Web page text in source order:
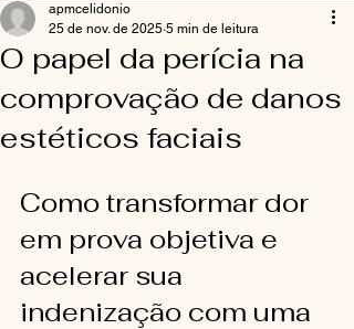
O papel da perícia na
comprovação de danos
estéticos faciais
apmcelidonio
25 de nov. de 2025 5 min de leitura
Como transformar dor
em prova objetiva e
acelerar sua
indenização com uma